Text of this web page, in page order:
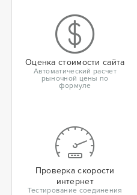
Оценка стоимости сайта
Автоматический расчет
рыночной цены по
формуле
Проверка скорости
интернет
Тестирование соединения